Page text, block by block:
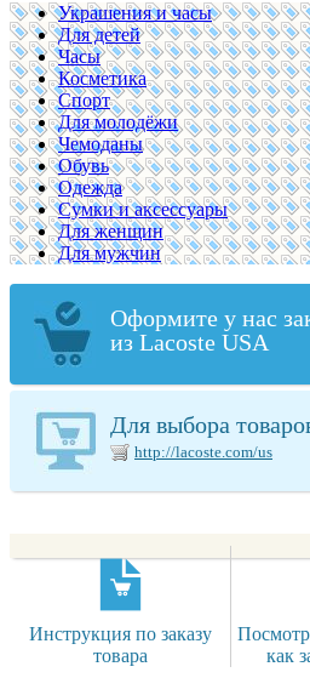
Украшения и часы
Для детей
Часы
Косметика
Спорт
Для молодёжи
Чемоданы
Обувь
Одежда
Сумки и аксессуары
Для женщин
Для мужчин
Оформите у нас
из Lacoste USA
Для выбора
http://lacoste.com/us
Инструкция по заказу
товара
как